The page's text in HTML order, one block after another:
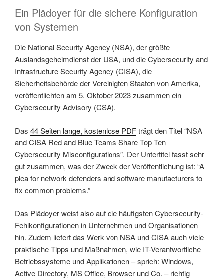
Ein Plädoyer für die sichere Konfiguration
von Systemen
Die National Security Agency (NSA), der größte
Auslandsgeheimdienst der USA, und die Cybersecurity and
Infrastructure Security Agency (CISA), die
Sicherheitsbehörde der Vereinigten Staaten von Amerika,
veröffentlichten am 5. Oktober 2023 zusammen ein
Cybersecurity Advisory (CSA).
Das 44 Seiten lange, kostenlose PDFträgt den Titel “NSA
and CISA Red and Blue Teams Share Top Ten
Cybersecurity Misconfigurations”. Der Untertitel fasst sehr
gut zusammen, was der Zweck der Veröffentlichung ist: “A
plea for network defenders and software manufacturers to
fix common problems.”
Das Plädoyer weist also auf die häufigsten Cybersecurity-
Fehlkonfigurationen in Unternehmen und Organisationen
hin. Zudem liefert das Werk von NSA und CISA auch viele
praktische Tipps und Maßnahmen, wie IT-Verantwortliche
Betriebssysteme und Applikationen – sprich: Windows,
Active Directory, MS Office, Browser und Co. – richtig